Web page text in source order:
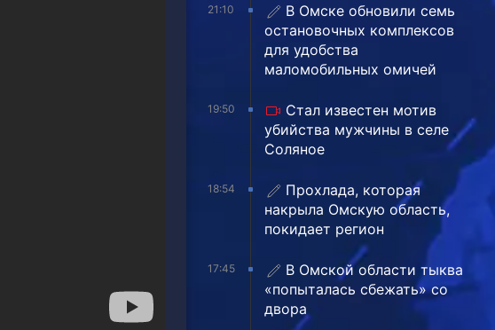
21:10
В Омске обновили семь
остановочных комплексов
для удобства
маломобильных омичей
19:50
Стал известен мотив
убийства мужчины в селе
Соляное
18:54
Прохлада, которая
накрыла Омскую область,
покидает регион
17:45
В Омской области тыква
«попыталась сбежать» со
двора